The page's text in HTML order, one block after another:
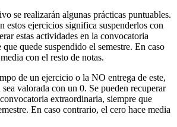
se realizarán algunas prácticas puntuables.
estos ejercicios significa suspenderlos con
estas actividades en la convocatoria
quede suspendido el semestre. En caso
con el resto de notas.
de un ejercicio o la NO entrega de este,
valorada con un 0. Se pueden recuperar
extraordinaria, siempre que
En caso contrario, el cero hace media